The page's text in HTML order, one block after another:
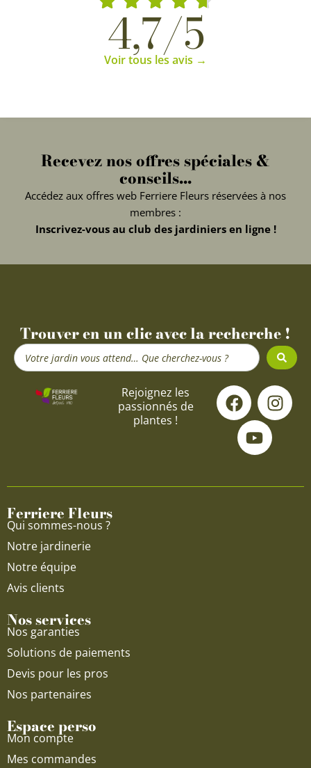
4,7/5
Voir tous les avis →
Recevez nos offres spéciales &
conseils...
Accédez aux offres web Ferriere Fleurs réservées à nos
membres :
Inscrivez-vous au club des jardiniers en ligne !
Trouver en un clic avec la recherche !
Search
...
Rejoignez les
passionnés de
plantes !
F
a
c
e
o
I
n
s
g
Y
o
u
t
u
b
Ferriere Fleurs
Qui sommes-nous ?
Notre jardinerie
Notre équipe
Avis clients
Nos services
Nos garanties
Solutions de paiements
Devis pour les pros
Nos partenaires
Espace perso
Mon compte
Mes commandes